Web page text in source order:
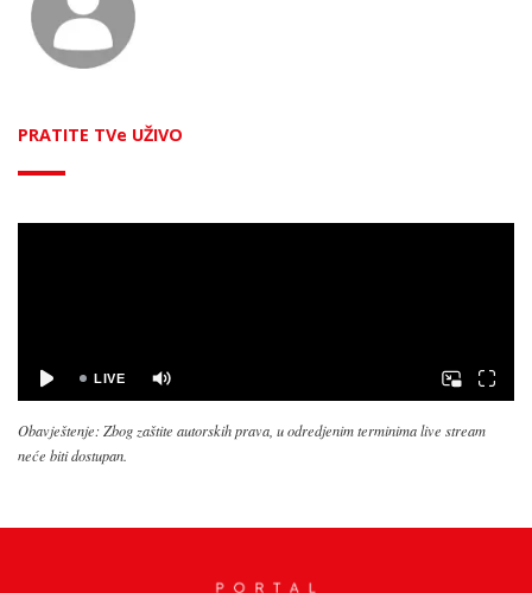
PRATITE TVe UŽIVO
Obavještenje: Zbog zaštite autorskih prava, u odredjenim terminima live stream
neće biti dostupan.